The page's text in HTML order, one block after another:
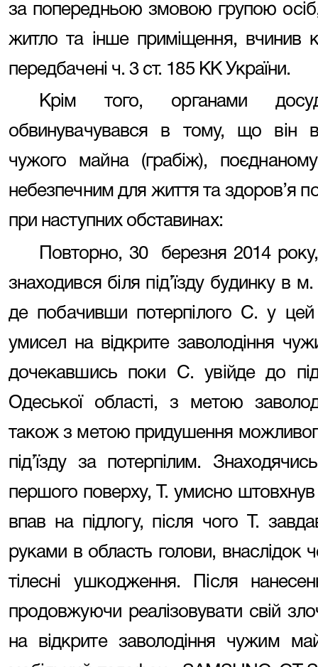
за попередньою змовою групою
житло та інше приміщення, вчинив
передбачені ч. 3 ст. 185 КК України.
Крім того, органами
обвинувачувався в тому, що він
чужого майна (грабіж),
небезпечним для життя та здоров’я
при наступних обставинах:
Повторно, 30 березня 2014
знаходився біля під’їзду будинку в м.
де побачивши потерпілого С. у
умисел на відкрите заволодіння
дочекавшись поки С. увійде до
Одеської області, з метою
також з метою придушення
під’їзду за потерпілим.
першого поверху, Т. умисно штовхнув
впав на підлогу, після чого Т.
руками в область голови, внаслідок
тілесні ушкодження. Після
продовжуючи реалізовувати свій
на відкрите заволодіння чужим